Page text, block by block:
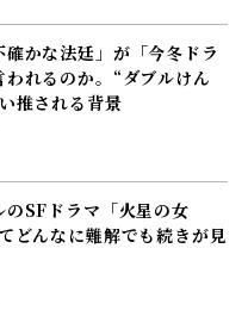
かな法廷」が「今冬ドラ
れるのか。“ダブルけん
推される背景
のSFドラマ「火星の女
どんなに難解でも続きが見